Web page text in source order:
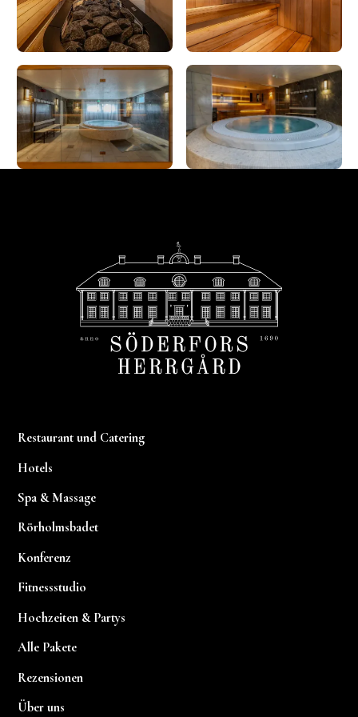
Restaurant und Catering
Hotels
Spa & Massage
Rörholmsbadet
Konferenz
Fitnessstudio
Hochzeiten & Partys
Alle Pakete
Rezensionen
Über uns